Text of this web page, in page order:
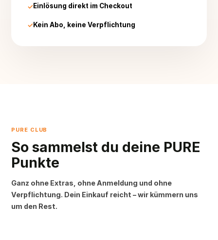
Einlösung direkt im Checkout
Kein Abo, keine Verpflichtung
PURE CLUB
So sammelst du deine PURE
Punkte
Ganz ohne Extras, ohne Anmeldung und ohne
Verpflichtung. Dein Einkauf reicht – wir kümmern uns
um den Rest.